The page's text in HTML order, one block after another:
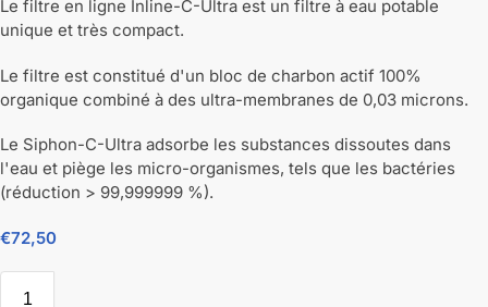
Le filtre en ligne Inline-C-Ultra est un filtre à eau potable
unique et très compact.
Le filtre est constitué d'un bloc de charbon actif 100%
organique combiné à des ultra-membranes de 0,03 microns.
Le Siphon-C-Ultra adsorbe les substances dissoutes dans
l'eau et piège les micro-organismes, tels que les bactéries
(réduction > 99,999999 %).
€72,50